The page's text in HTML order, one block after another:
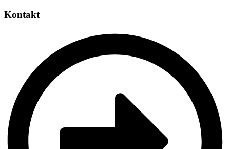
Kontakt